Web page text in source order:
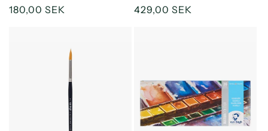
Normalpris
180,00 SEK Normalpris
429,00 SEK